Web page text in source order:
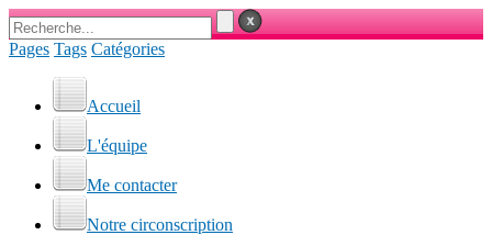
Pages Tags Catégories
Accueil
L'équipe
Me contacter
Notre circonscription